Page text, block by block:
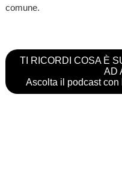
comune.
TI RICORDI COSA È
AD
Ascolta il podcast